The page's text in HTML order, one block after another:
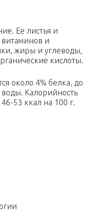
Ее листья и
витаминов и
жиры и углеводы,
кислоты.
около 4% белка, до
воды. Калорийность
46-53 ккал на 100 г.